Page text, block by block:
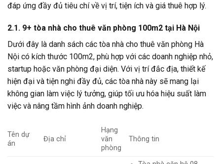
đáp ứng đầy đủ tiêu chí về vị trí, tiện ích và giá thuê hợp lý.
2.1. 9+ tòa nhà cho thuê văn phòng 100m2 tại Hà Nội
Dưới đây là danh sách các tòa nhà cho thuê văn phòng Hà
Nội có kích thước 100m2, phù hợp với các doanh nghiệp nhỏ,
startup hoặc văn phòng đại diện. Với vị trí đắc địa, thiết kế
hiện đại và tiện nghi đầy đủ, các tòa nhà này sẽ mang lại
không gian làm việc lý tưởng, giúp tối ưu hóa hiệu suất làm
việc và nâng tầm hình ảnh doanh nghiệp.
Tên dự
án
Địa chỉ
Hạng
văn
phòng
Thông tin